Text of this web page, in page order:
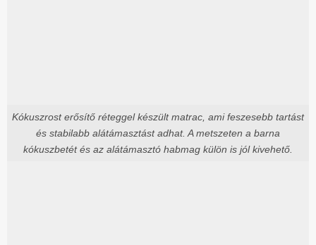
Kókuszrost erősítő réteggel készült matrac, ami feszesebb tartást
és stabilabb alátámasztást adhat. A metszeten a barna
kókuszbetét és az alátámasztó habmag külön is jól kivehető.